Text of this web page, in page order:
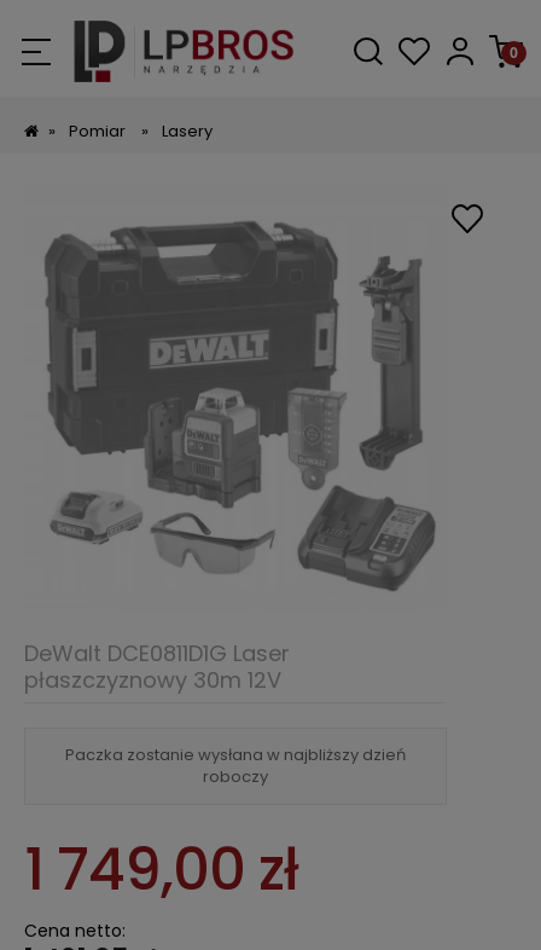
» Pomiar » Lasery
Paczka zostanie wysłana w najbliższy dzień
roboczy
DeWalt DCE0811D1G Laser
płaszczyznowy 30m 12V
1 749,00 zł
Cena netto: